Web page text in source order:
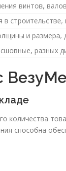
винтов,
в
и размера,
разных
количества
способна